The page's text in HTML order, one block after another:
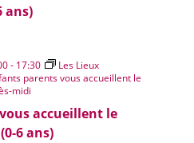
ans)
accueillent le
6 ans)
- 17:30
Les Lieux
parents vous accueillent le
midi